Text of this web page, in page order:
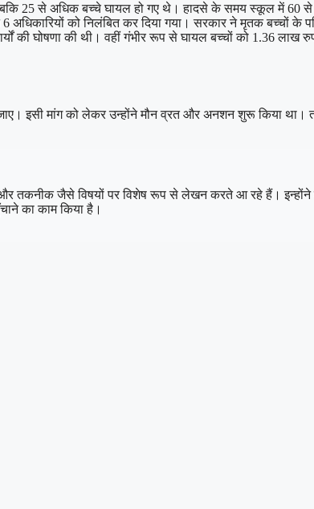
25 से अधिक बच्चे घायल हो गए थे। हादसे के समय स्कूल में 60
अधिकारियों को निलंबित कर दिया गया। सरकार ने मृतक बच्चों के
की घोषणा की थी। वहीं गंभीर रूप से घायल बच्चों को 1.36 लाख
इसी मांग को लेकर उन्होंने मौन व्रत और अनशन शुरू किया था।
और तकनीक जैसे विषयों पर विशेष रूप से लेखन करते आ रहे हैं।
का काम किया है।